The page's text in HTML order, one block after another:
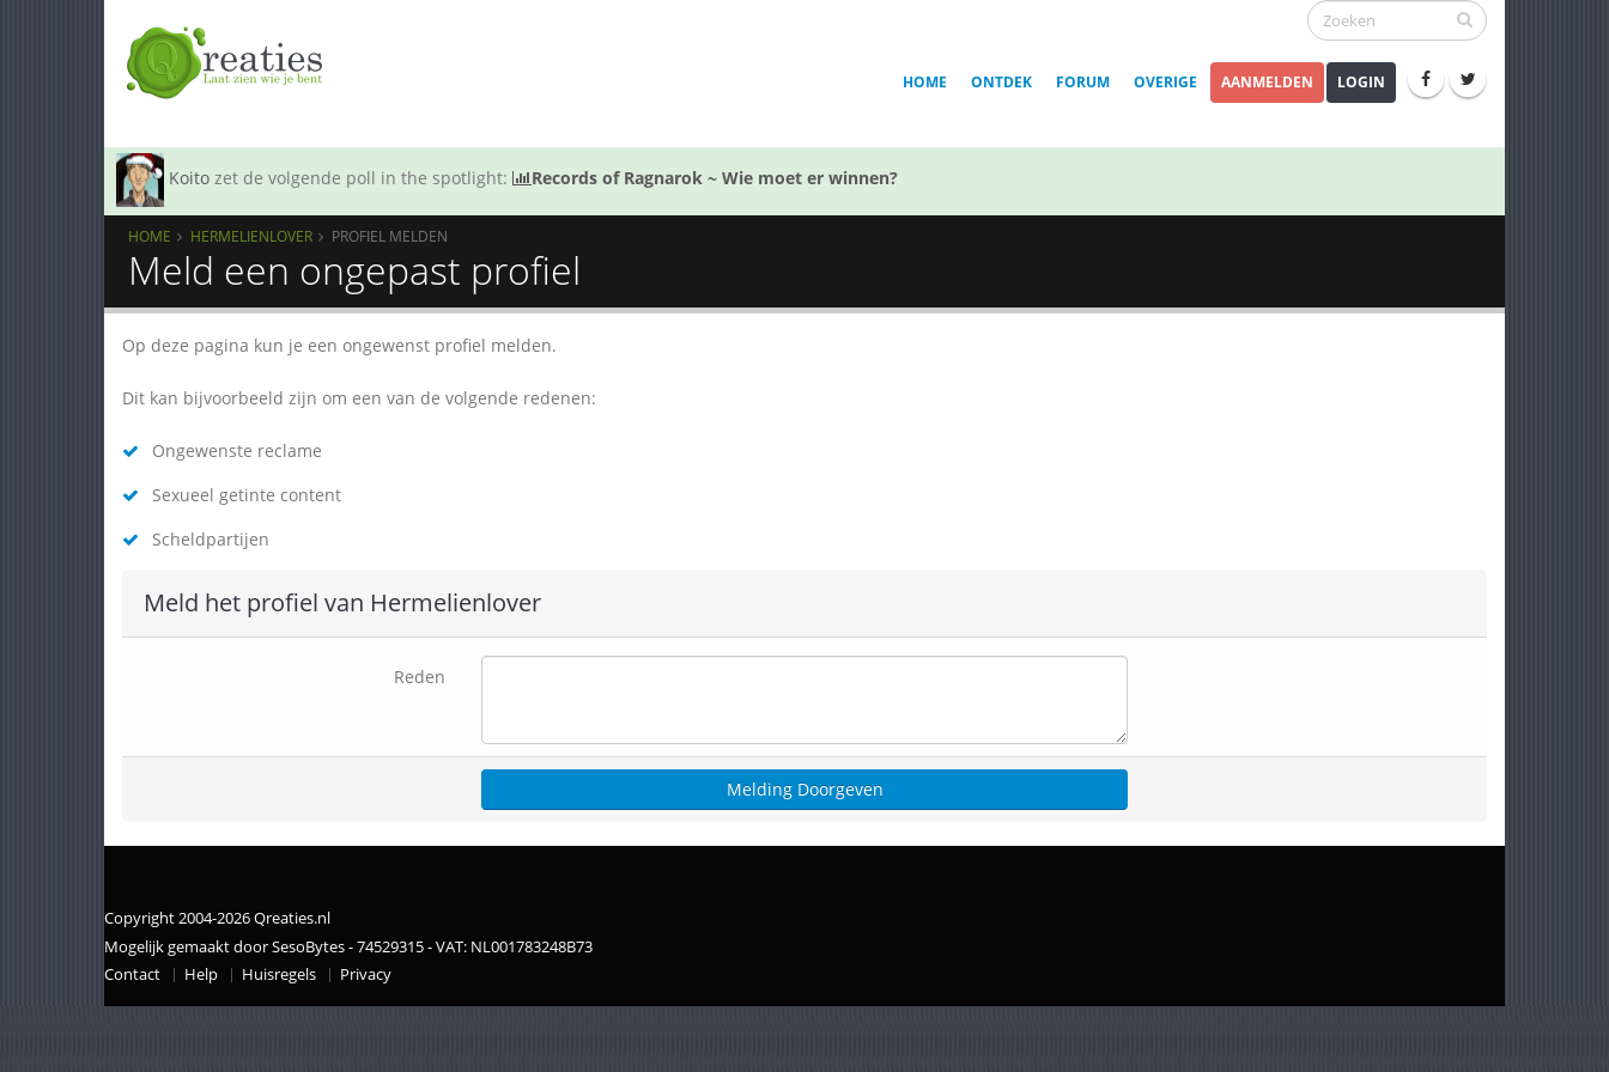
HOME ONTDEK FORUM OVERIGE AANMELDEN LOGIN
Koito zet de volgende poll in the spotlight: Records of Ragnarok ~ Wie moet er winnen?
HOME HERMELIENLOVER PROFIEL MELDEN
Meld een ongepast profiel
Op deze pagina kun je een ongewenst profiel melden.
Dit kan bijvoorbeeld zijn om een van de volgende redenen:
Ongewenste reclame
Sexueel getinte content
Scheldpartijen
Meld het profiel van Hermelienlover
Reden
Copyright 2004-2026 Qreaties.nl
Mogelijk gemaakt door SesoBytes - 74529315 - VAT: NL001783248B73
Contact
Help Huisregels Privacy